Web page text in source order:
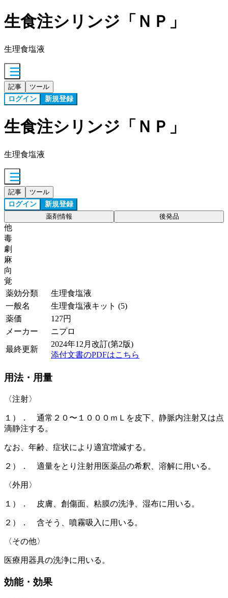
生食注シリンジ「ＮＰ」
生理食塩液
記事 ツール
ログイン 新規登録
生食注シリンジ「ＮＰ」
生理食塩液
記事 ツール
ログイン 新規登録
薬剤情報 後発品
他
毒
劇
麻
向
覚
薬効分類
生理食塩液
一般名
生理食塩液キット (5)
薬価
127円
メーカー
ニプロ
最終更新
2024年12月改訂(第2版)
添付文書のPDFはこちら
用法・用量
〈注射〉
１）． 通常２０〜１０００ｍＬを皮下、静脈内注射又は点
滴静注する。
なお、年齢、症状により適宜増減する。
２）． 適量をとり注射用医薬品の希釈、溶解に用いる。
〈外用〉
１）． 皮膚、創傷面、粘膜の洗浄、湿布に用いる。
２）． 含そう、噴霧吸入に用いる。
〈その他〉
医療用器具の洗浄に用いる。
効能・効果